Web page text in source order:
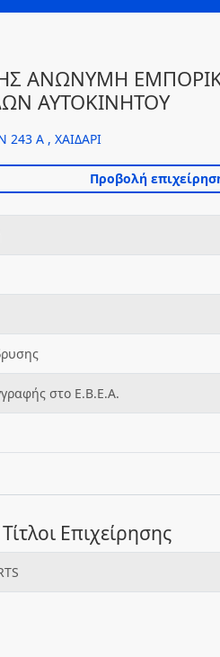
ΑΝΩΝΥΜΗ
ΑΥΤΟΚΙΝΗΤΟΥ
Α , ΧΑΙΔΑΡΙ
στο Ε.Β.Ε.Α.
Επιχείρησης